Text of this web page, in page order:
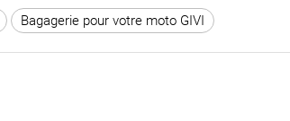
Bagagerie pour votre moto GIVI